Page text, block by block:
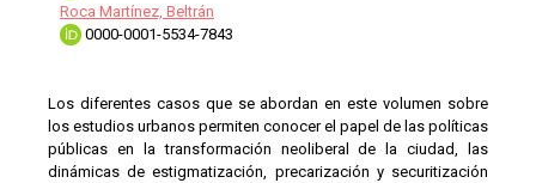
Roca Martínez, Beltrán
0000-0001-5534-7843
Los diferentes casos que se abordan en este volumen sobre
los estudios urbanos permiten conocer el papel de las políticas
públicas en la transformación neoliberal de la ciudad, las
dinámicas de estigmatización, precarización y securitización